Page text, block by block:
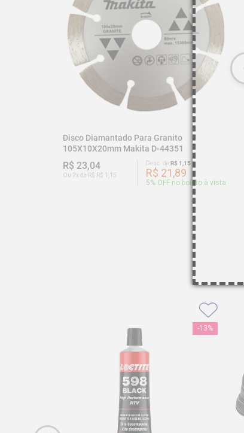
Disco Diamantado Para Granito
105X10X20mm Makita D-44351
R$ 23,04
Ou 2x de R$ R$ 1,15
Desc. de R$ 1,15
R$ 21,89
5% OFF no boleto à vista
-13%